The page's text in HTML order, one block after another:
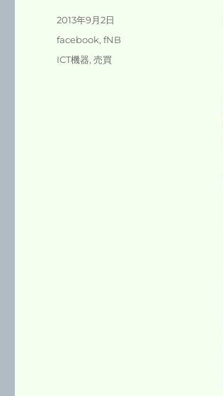
投
稿
2013年9月2日
カ
facebook,fNB
タ
ICT機器,売買